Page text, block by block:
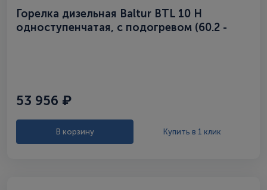
Горелка дизельная Baltur BTL 10 H
одноступенчатая, с подогревом (60.2 -
53 956 ₽
В корзину Купить в 1 клик